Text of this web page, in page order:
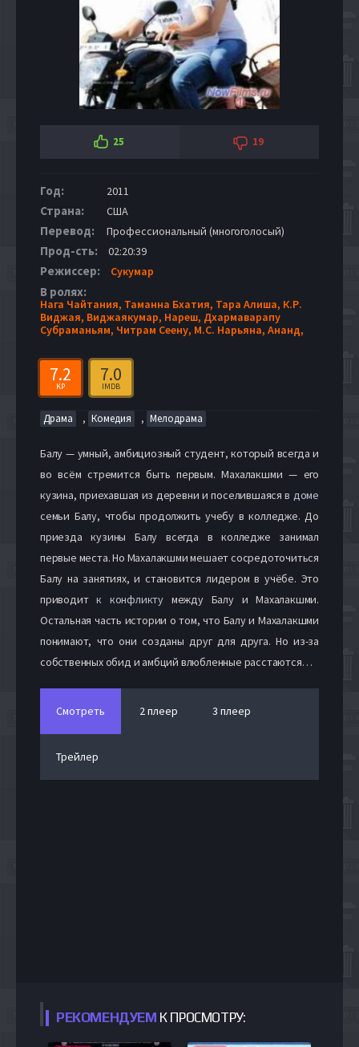
25 19
Год: 2011
Страна: США
Перевод: Профессиональный (многоголосый)
Прод-сть: 02:20:39
Режиссер: Сукумар
В ролях:
Нага Чайтания, Таманна Бхатия, Тара Алиша, К.Р.
Виджая, Виджаякумар, Нареш, Дхармаварапу
Субраманьям, Читрам Сеену, М.С. Нарьяна, Ананд,
7.2
KP
7.0
IMDB
Драма , Комедия , Мелодрама
Балу — умный, амбициозный студент, который всегда и
во всём стремится быть первым. Махалакшми — его
кузина, приехавшая из деревни и поселившаясяв доме
семьи Балу, чтобы продолжить учебу в колледже. До
приезда кузины Балу всегда в колледже занимал
первые места. Но Махалакшми мешает сосредоточиться
Балу на занятиях, и становится лидером в учёбе. Это
приводитк конфликту между Балу и Махалакшми.
Остальная часть истории о том, что Балу и Махалакшми
понимают, что они созданы друг для друга. Но из-за
собственных обид и амбций влюбленные расстаются…
Смотреть 2 плеер 3 плеер
Трейлер
РЕКОМЕНДУЕМ К ПРОСМОТРУ: